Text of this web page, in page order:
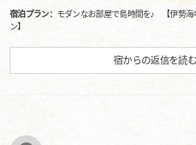
宿泊プラン： モダンなお部屋で島時間を♪ 【伊勢海
ン】
宿からの返信を読む